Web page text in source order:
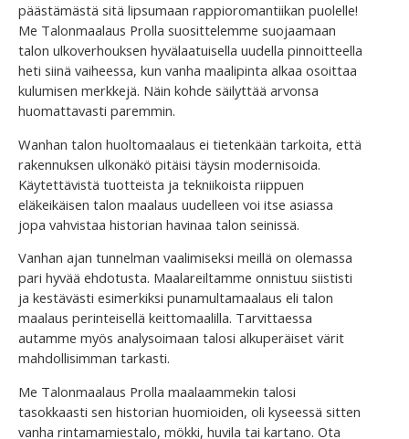
päästämästä sitä lipsumaan rappioromantiikan puolelle!
Me Talonmaalaus Prolla suosittelemme suojaamaan
talon ulkoverhouksen hyvälaatuisella uudella pinnoitteella
heti siinä vaiheessa, kun vanha maalipinta alkaa osoittaa
kulumisen merkkejä. Näin kohde säilyttää arvonsa
huomattavasti paremmin.
Wanhan talon huoltomaalaus ei tietenkään tarkoita, että
rakennuksen ulkonäkö pitäisi täysin modernisoida.
Käytettävistä tuotteista ja tekniikoista riippuen
eläkeikäisen talon maalaus uudelleen voi itse asiassa
jopa vahvistaa historian havinaa talon seinissä.
Vanhan ajan tunnelman vaalimiseksi meillä on olemassa
pari hyvää ehdotusta. Maalareiltamme onnistuu siististi
ja kestävästi esimerkiksi punamultamaalaus eli talon
maalaus perinteisellä keittomaalilla. Tarvittaessa
autamme myös analysoimaan talosi alkuperäiset värit
mahdollisimman tarkasti.
Me Talonmaalaus Prolla maalaammekin talosi
tasokkaasti sen historian huomioiden, oli kyseessä sitten
vanha rintamamiestalo, mökki, huvila tai kartano. Ota